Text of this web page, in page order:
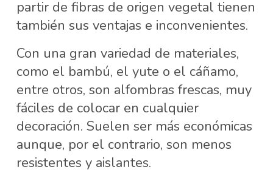
partir de fibras de origen vegetal tienen
también sus ventajas e inconvenientes.
Con una gran variedad de materiales,
como el bambú, el yute o el cáñamo,
entre otros, son alfombras frescas, muy
fáciles de colocar en cualquier
decoración. Suelen ser más económicas
aunque, por el contrario, son menos
resistentes y aislantes.